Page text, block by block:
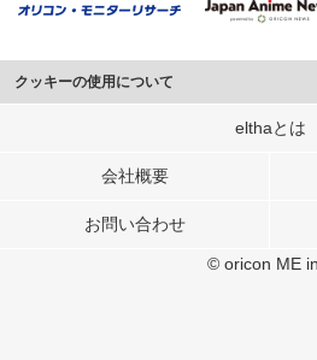
クッキーの使用について
このサイトでは Cookie を使用して、ユーザ
行っています。
メディアや広告配信、データ解析の各パート
elthaとは
会社概要
お問い合わせ
© oricon ME